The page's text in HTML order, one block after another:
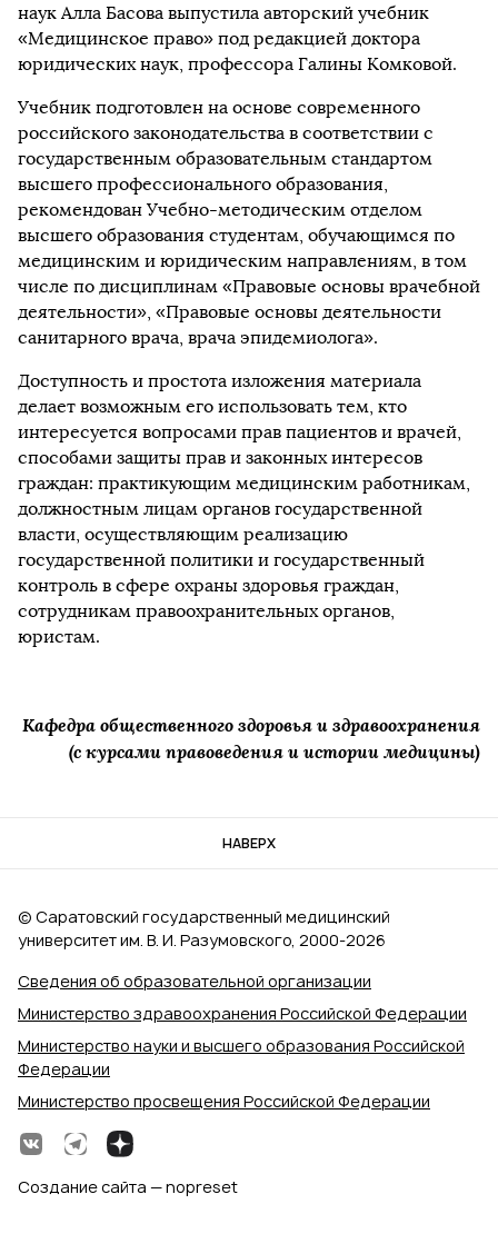
наук Алла Басова выпустила авторский учебник
«Медицинское право» под редакцией доктора
юридических наук, профессора Галины Комковой.
Учебник подготовлен на основе современного
российского законодательства в соответствии с
государственным образовательным стандартом
высшего профессионального образования,
рекомендован Учебно-методическим отделом
высшего образования студентам, обучающимся по
медицинским и юридическим направлениям, в том
числе по дисциплинам «Правовые основы врачебной
деятельности», «Правовые основы деятельности
санитарного врача, врача эпидемиолога».
Доступность и простота изложения материала
делает возможным его использовать тем, кто
интересуется вопросами прав пациентов и врачей,
способами защиты прав и законных интересов
граждан: практикующим медицинским работникам,
должностным лицам органов государственной
власти, осуществляющим реализацию
государственной политики и государственный
контроль в сфере охраны здоровья граждан,
сотрудникам правоохранительных органов,
юристам.
Кафедра общественного здоровья и здравоохранения
(с курсами правоведения и истории медицины)
НАВЕРХ
Сведения об образовательной организации
Министерство здравоохранения Российской Федерации
Министерство науки и высшего образования Российской
Федерации
Министерство просвещения Российской Федерации
© Саратовский государственный медицинский
университет им. В. И. Разумовского, 2000‑2026
Создание сайта — nopreset